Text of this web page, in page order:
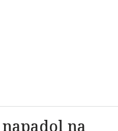
na